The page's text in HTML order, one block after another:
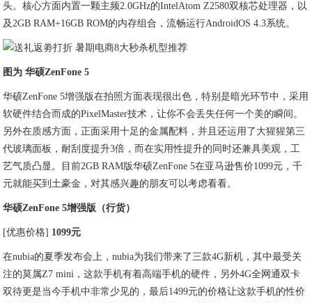
头。核心方面内置一颗主频2.0GHz的IntelAtom Z2580双核芯处理器，以
及2GB RAM+16GB ROM的内存组合，流畅运行AndroidOS 4.3系统。
图为 华硕ZenFone 5
华硕ZenFone 5增强版在拍照方面表现很出色，特别是暗光环节中，采用
软硬件结合而成的PixelMaster技术，让你不会丢失任何一个美的瞬间。
另外在质感方面，正面采用十足的金属配料，并且还运用了大猩猩第三
代玻璃面板，耐刮度提升3倍，而在实用性提升的同时还兼具美观，工
艺气质凸显。目前2GB RAM版华硕ZenFone 5在亚马逊售价1099元，千
元就能买到土豪金，对其感兴趣的朋友可以考虑看看。
华硕ZenFone 5增强版（行货）
[优惠价格] 1099元
在nubia的夏季发布会上，nubia为我们带来了三款4G新机，其中最受关
注的莫属Z7 mini，这款手机有着高端手机的硬件，另外4G全网通双卡
双待更是当今手机中非常少见的，最后1499元的价格让这款手机的性价